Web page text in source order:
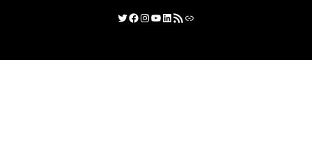
X Facebook
Instagram
YouTube
LinkedIn
RSS 資訊提供連結